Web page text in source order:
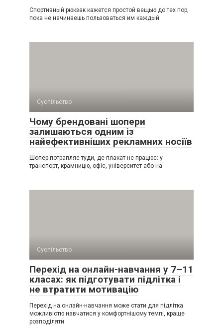
Спортивный рюкзак кажется простой вещью до тех пор,
пока не начинаешь пользоваться им каждый
Суспільство
Чому брендовані шопери
залишаються одним із
найефективніших рекламних носіїв
Шопер потрапляє туди, де плакат не працює: у
транспорт, крамницю, офіс, університет або на
Суспільство
Перехід на онлайн-навчання у 7–11
класах: як підготувати підлітка і
не втратити мотивацію
Перехід на онлайн-навчання може стати для підлітка
можливістю навчатися у комфортнішому темпі, краще
розподіляти